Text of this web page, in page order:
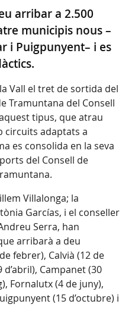
arribar a 2.500
municipis nous –
i Puigpunyent– i es
Vall el tret de sortida del
Tramuntana del Consell
tipus, que atrau
circuits adaptats a
es consolida en la seva
del Consell de
Villalonga; la
Garcías, i el conseller
Serra, han
arribarà a deu
febrer), Calvià (12 de
Campanet (30
Fornalutx (4 de juny),
(15 d’octubre) i